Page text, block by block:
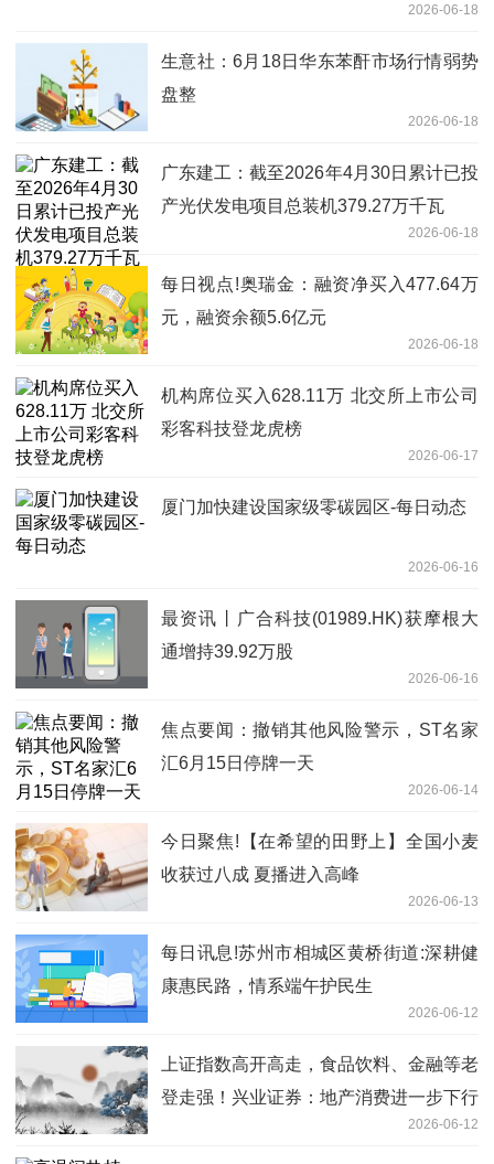
2026-06-18
生意社：6月18日华东苯酐市场行情弱势
盘整
2026-06-18
广东建工：截至2026年4月30日累计已投
产光伏发电项目总装机379.27万千瓦
2026-06-18
每日视点!奥瑞金：融资净买入477.64万
元，融资余额5.6亿元
2026-06-18
机构席位买入628.11万 北交所上市公司
彩客科技登龙虎榜
2026-06-17
厦门加快建设国家级零碳园区-每日动态
2026-06-16
最资讯丨广合科技(01989.HK)获摩根大
通增持39.92万股
2026-06-16
焦点要闻：撤销其他风险警示，ST名家
汇6月15日停牌一天
2026-06-14
今日聚焦!【在希望的田野上】全国小麦
收获过八成 夏播进入高峰
2026-06-13
每日讯息!苏州市相城区黄桥街道:深耕健
康惠民路，情系端午护民生
2026-06-12
上证指数高开高走，食品饮料、金融等老
登走强！兴业证券：地产消费进一步下行
2026-06-12